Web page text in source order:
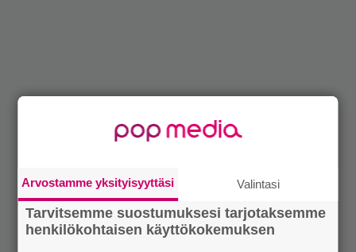
Arvostamme yksityisyyttäsi Valintasi
Tarvitsemme suostumuksesi tarjotaksemme
henkilökohtaisen käyttökokemuksen